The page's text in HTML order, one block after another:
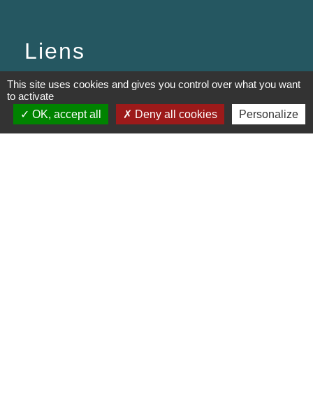
Liens
PREFECTURE DE SAÔNE ET
LOIRE
This site uses cookies and gives you control over what you want
to activate
OK, accept all
Deny all cookies Personalize